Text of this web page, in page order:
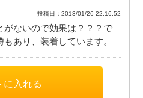
投稿日：2013/01/26 22:16:52
がないので効果は？？？で
あり、装着しています。